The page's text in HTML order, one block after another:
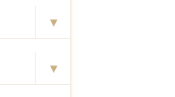
▾
▾